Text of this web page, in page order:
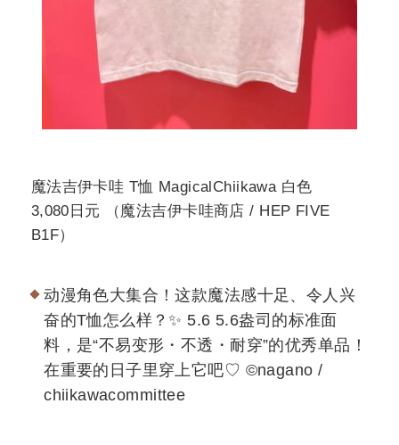
魔法吉伊卡哇 T恤 MagicalChiikawa 白色
3,080日元 （魔法吉伊卡哇商店 / HEP FIVE
B1F）
动漫角色大集合！这款魔法感十足、令人兴
奋的T恤怎么样？✨ 5.6 5.6盎司的标准面
料，是“不易变形・不透・耐穿”的优秀单品！
在重要的日子里穿上它吧♡ ©️nagano /
chiikawacommittee